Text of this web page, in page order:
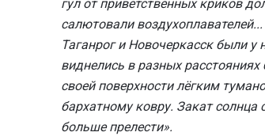
гул от приветственных криков
салютовали
Таганрог и Новочеркасск были у
виднелись в разных
своей поверхности лёгким
бархатному ковру. Закат
больше прелести».